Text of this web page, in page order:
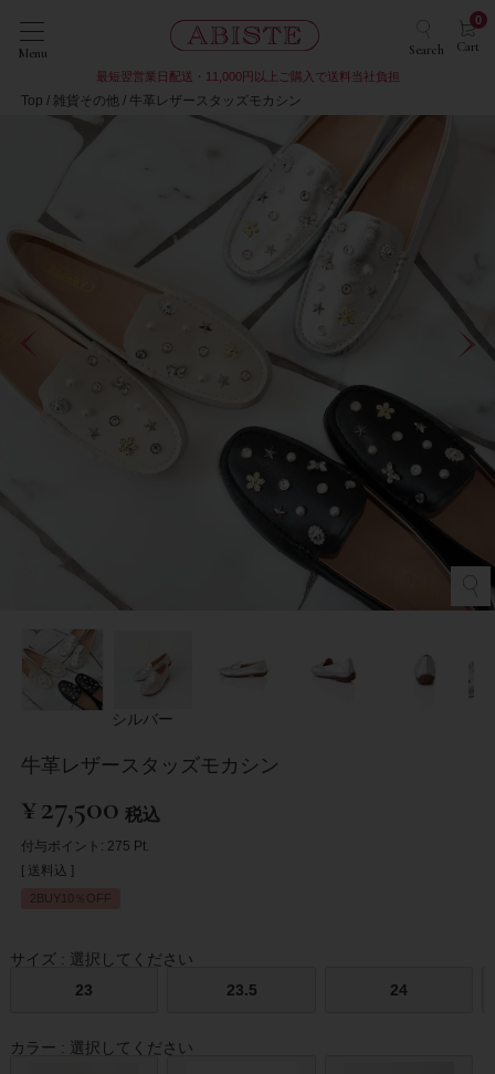
Menu Search Cart
0
最短翌営業日配送・11,000円以上ご購入で送料当社負担
Top 雑貨その他 牛革レザースタッズモカシン
シルバー
牛革レザースタッズモカシン
¥27,500 税込
付与ポイント: 275 Pt.
送料込
2BUY10％OFF
サイズ
選択してください
23
23.5 24
カラー 選択してください